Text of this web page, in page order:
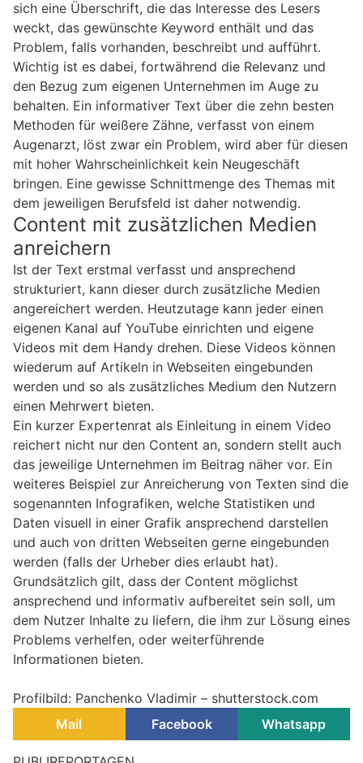
sich eine Überschrift, die das Interesse des Lesers
weckt, das gewünschte Keyword enthält und das
Problem, falls vorhanden, beschreibt und aufführt.
Wichtig ist es dabei, fortwährend die Relevanz und
den Bezug zum eigenen Unternehmen im Auge zu
behalten. Ein informativer Text über die zehn besten
Methoden für weißere Zähne, verfasst von einem
Augenarzt, löst zwar ein Problem, wird aber für diesen
mit hoher Wahrscheinlichkeit kein Neugeschäft
bringen. Eine gewisse Schnittmenge des Themas mit
dem jeweiligen Berufsfeld ist daher notwendig.
Content mit zusätzlichen Medien
anreichern
Ist der Text erstmal verfasst und ansprechend
strukturiert, kann dieser durch zusätzliche Medien
angereichert werden. Heutzutage kann jeder einen
eigenen Kanal auf YouTube einrichten und eigene
Videos mit dem Handy drehen. Diese Videos können
wiederum auf Artikeln in Webseiten eingebunden
werden und so als zusätzliches Medium den Nutzern
einen Mehrwert bieten.
Ein kurzer Expertenrat als Einleitung in einem Video
reichert nicht nur den Content an, sondern stellt auch
das jeweilige Unternehmen im Beitrag näher vor. Ein
weiteres Beispiel zur Anreicherung von Texten sind die
sogenannten Infografiken, welche Statistiken und
Daten visuell in einer Grafik ansprechend darstellen
und auch von dritten Webseiten gerne eingebunden
werden (falls der Urheber dies erlaubt hat).
Grundsätzlich gilt, dass der Content möglichst
ansprechend und informativ aufbereitet sein soll, um
dem Nutzer Inhalte zu liefern, die ihm zur Lösung eines
Problems verhelfen, oder weiterführende
Informationen bieten.
Profilbild: Panchenko Vladimir – shutterstock.com
Mail
Facebook Whatsapp